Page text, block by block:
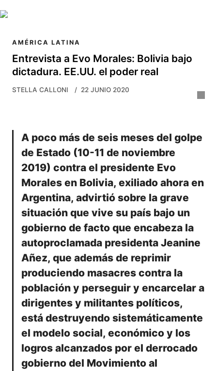
Entrevista a Evo Morales: Bolivia bajo
dictadura. EE.UU. el poder real
STELLA CALLONI 22 JUNIO 2020
A poco más de seis meses del golpe
de Estado (10-11 de noviembre
2019) contra el presidente Evo
Morales en Bolivia, exiliado ahora en
Argentina, advirtió sobre la grave
situación que vive su país bajo un
gobierno de facto que encabeza la
autoproclamada presidenta Jeanine
Añez, que además de reprimir
produciendo masacres contra la
población y perseguir y encarcelar a
dirigentes y militantes políticos,
está destruyendo sistemáticamente
el modelo social, económico y los
logros alcanzados por el derrocado
gobierno del Movimiento al
AMÉRICA LATINA